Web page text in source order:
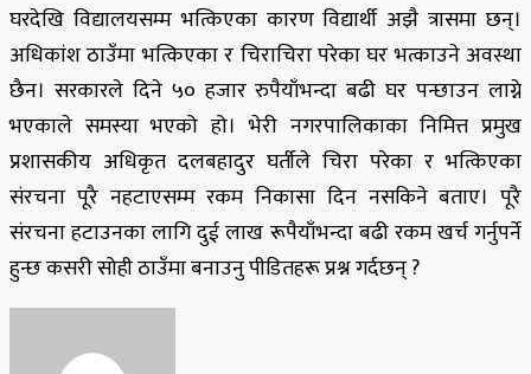
घरदेखि विद्यालयसम्म भत्किएका कारण विद्यार्थी अझै त्रासमा छन्।
अधिकांश ठाउँमा भत्किएका र चिराचिरा परेका घर भत्काउने अवस्था
छैन। सरकारले दिने ५० हजार रुपैयाँभन्दा बढी घर पन्छाउन लाग्ने
भएकाले समस्या भएको हो। भेरी नगरपालिकाका निमित्त प्रमुख
प्रशासकीय अधिकृत दलबहादुर घर्तीले चिरा परेका र भत्किएका
संरचना पूरै नहटाएसम्म रकम निकासा दिन नसकिने बताए। पूरै
संरचना हटाउनका लागि दुई लाख रूपैयाँभन्दा बढी रकम खर्च गर्नुपर्ने
हुन्छ कसरी सोही ठाउँमा बनाउनु पीडितहरू प्रश्न गर्दछन् ?